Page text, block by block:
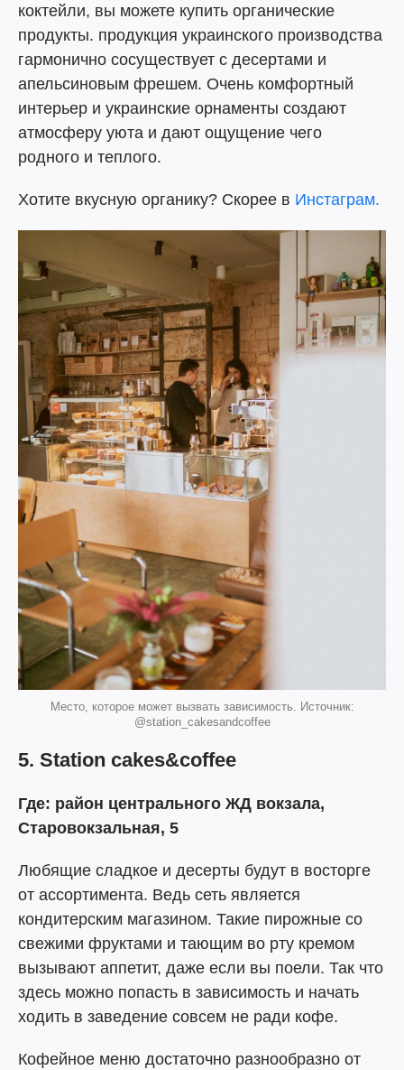
коктейли, вы можете купить органические
продукты. продукция украинского производства
гармонично сосуществует с десертами и
апельсиновым фрешем. Очень комфортный
интерьер и украинские орнаменты создают
атмосферу уюта и дают ощущение чего
родного и теплого.
Хотите вкусную органику? Скорее в Инстаграм.
Место, которое может вызвать зависимость. Источник:
@station_cakesandcoffee
5. Station сakes&coffee
Где: район центрального ЖД вокзала,
Старовокзальная, 5
Любящие сладкое и десерты будут в восторге
от ассортимента. Ведь сеть является
кондитерским магазином. Такие пирожные со
свежими фруктами и тающим во рту кремом
вызывают аппетит, даже если вы поели. Так что
здесь можно попасть в зависимость и начать
ходить в заведение совсем не ради кофе.
Кофейное меню достаточно разнообразно от